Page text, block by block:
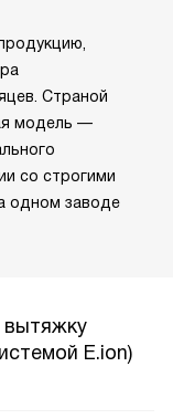
Страной
модель —
со строгими
одном заводе
вытяжку
E.ion)